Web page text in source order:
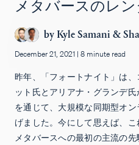
メタバースのレ
by Kyle Samani &
December 21, 2021 | 8 minute read
昨年、「フォートナイト」は
ット氏とアリアナ・グランデ
を通じて、大規模な同期型オ
げました。今にして思えば、
メタバースへの最初の主流の